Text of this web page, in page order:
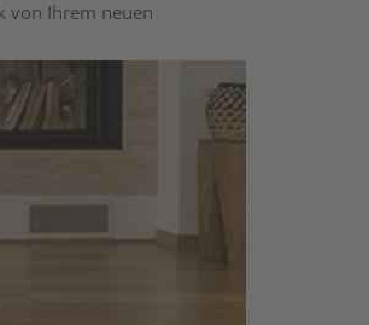
von Ihrem neuen